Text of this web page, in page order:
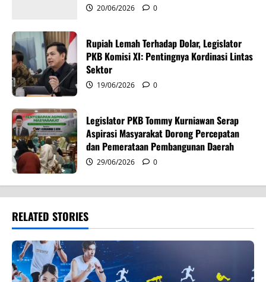
n
20/06/2026 0
Rupiah Lemah Terhadap Dolar, Legislator
PKB Komisi XI: Pentingnya Kordinasi Lintas
Sektor
19/06/2026 0
Legislator PKB Tommy Kurniawan Serap
Aspirasi Masyarakat Dorong Percepatan
dan Pemerataan Pembangunan Daerah
29/06/2026 0
RELATED STORIES